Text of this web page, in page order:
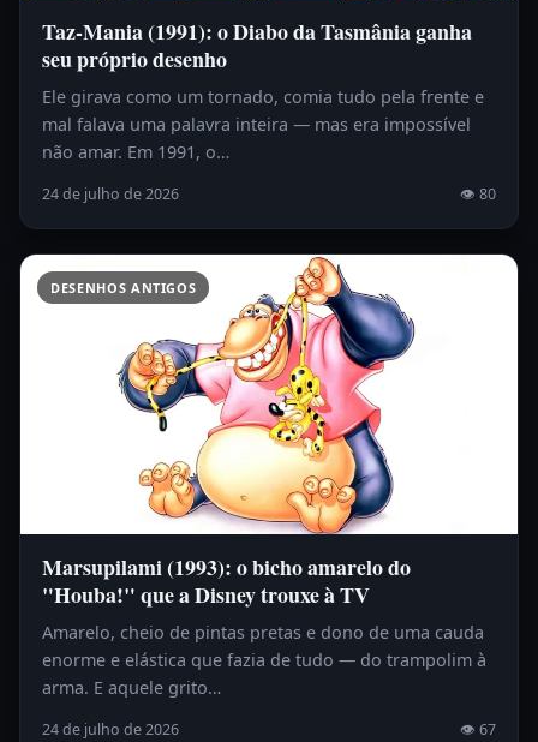
Taz-Mania (1991): o Diabo da Tasmânia ganha
seu próprio desenho
Ele girava como um tornado, comia tudo pela frente e
mal falava uma palavra inteira — mas era impossível
não amar. Em 1991, o…
24 de julho de 2026 👁 80
DESENHOS ANTIGOS
Marsupilami (1993): o bicho amarelo do
"Houba!" que a Disney trouxe à TV
Amarelo, cheio de pintas pretas e dono de uma cauda
enorme e elástica que fazia de tudo — do trampolim à
arma. E aquele grito…
24 de julho de 2026 👁 67